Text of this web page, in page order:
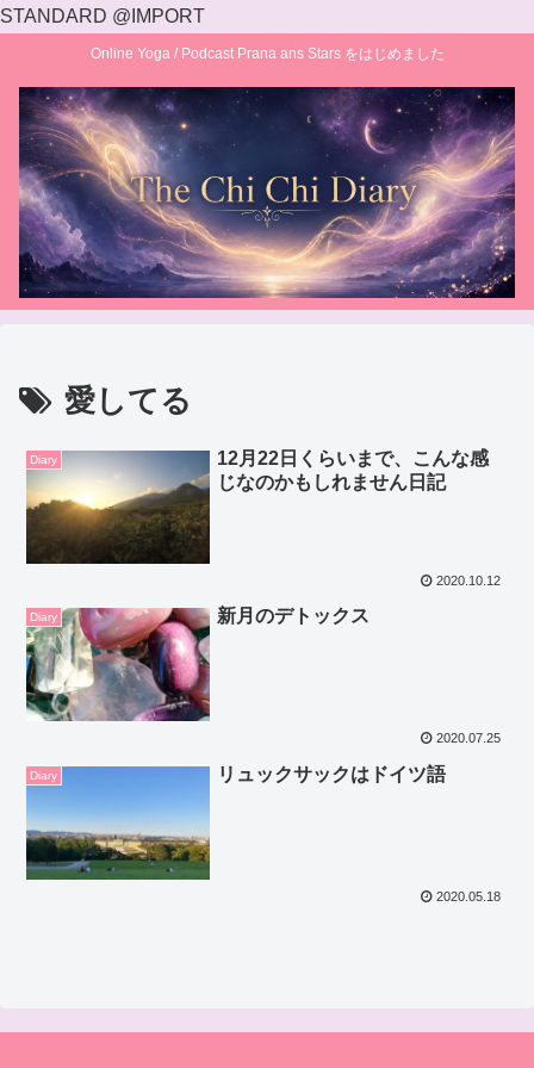
STANDARD @IMPORT
Online Yoga / Podcast Prana ans Stars をはじめました
愛してる
Diary
12月22日くらいまで、こんな感
じなのかもしれません日記
2020.10.12
Diary 新月のデトックス
2020.07.25
Diary リュックサックはドイツ語
2020.05.18